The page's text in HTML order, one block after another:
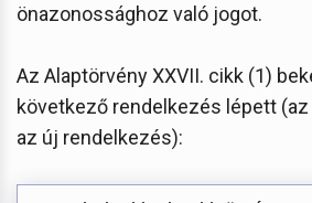
önazonossághoz való jogot.
Az Alaptörvény XXVII. cikk (1)
következő rendelkezés lépett
az új rendelkezés):